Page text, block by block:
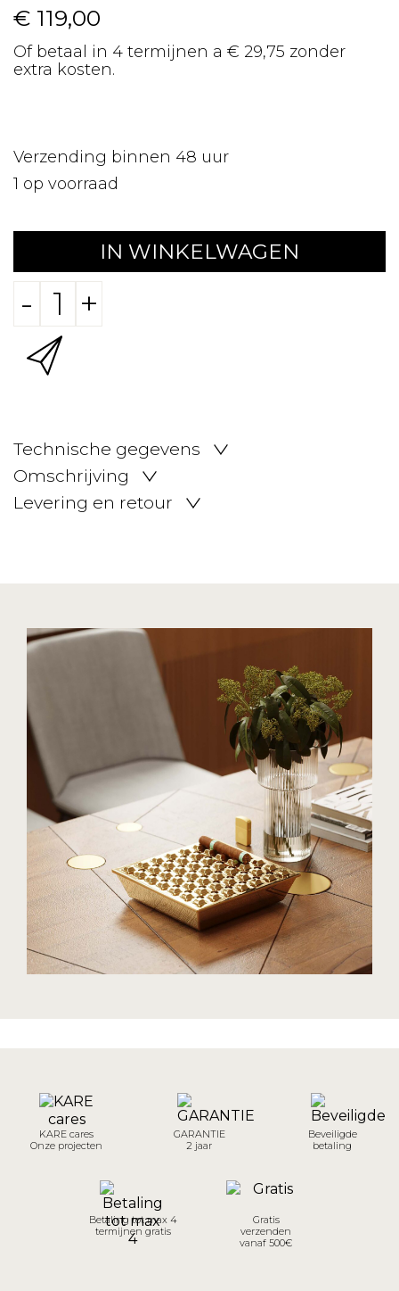
€ 119,00
Of betaal in 4 termijnen a € 29,75 zonder
extra kosten.
Verzending binnen 48 uur
1 op voorraad
IN WINKELWAGEN
- +
Technische gegevens
Omschrijving
Levering en retour
KARE cares
Onze projecten
GARANTIE
2 jaar
Beveiligde
betaling
Betaling tot max 4
termijnen gratis
Gratis
verzenden
vanaf 500€